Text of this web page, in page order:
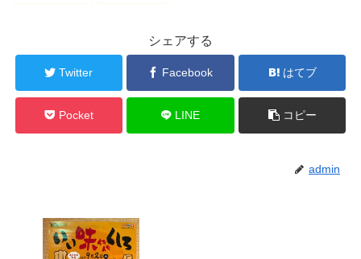
シェアする
Twitter Facebook はてブ
Pocket LINE コピー
admin